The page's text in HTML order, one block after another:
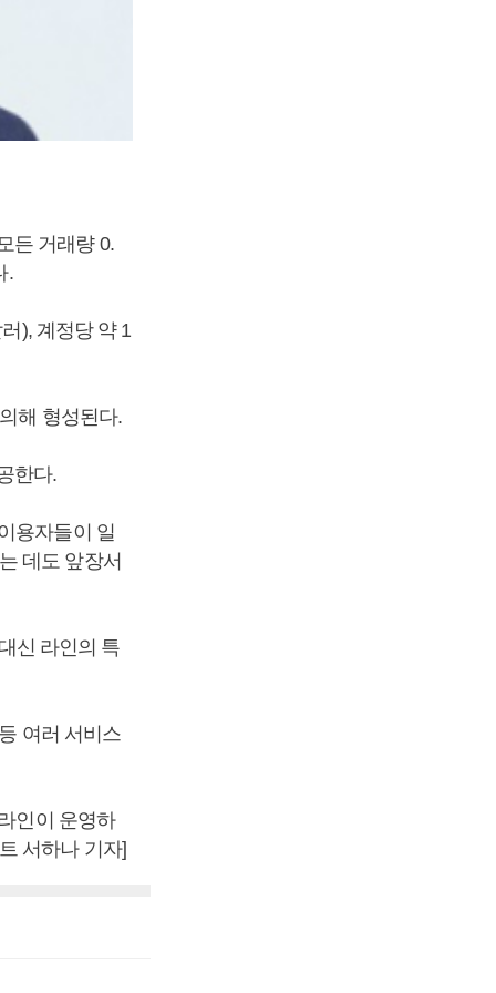
든 거래량 0.
.
), 계정당 약 1
해 형성된다.
한다.
용자들이 일
데도 앞장서
신 라인의 특
여러 서비스
인이 운영하
서하나 기자]